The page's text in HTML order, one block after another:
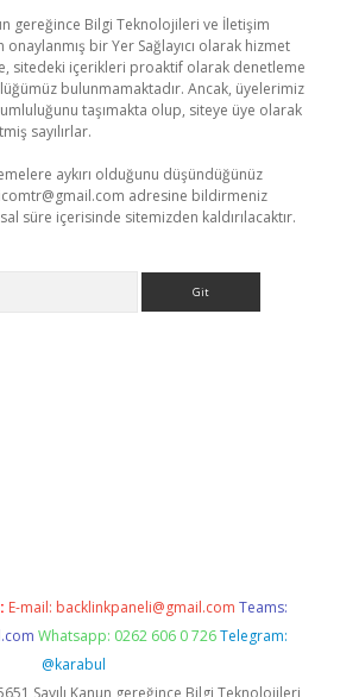
gereğince Bilgi Teknolojileri ve İletişim
onaylanmış bir Yer Sağlayıcı olarak hizmet
sitedeki içerikleri proaktif olarak denetleme
bulunmamaktadır. Ancak, üyelerimiz
taşımakta olup, siteye üye olarak
sayılırlar.
aykırı olduğunu düşündüğünüz
adresine bildirmeniz
süre içerisinde sitemizden kaldırılacaktır.
E-mail: backlinkpaneli@gmail.com Teams:
Whatsapp: 0262 606 0 726 Telegram:
@karabul
Sayılı Kanun gereğince Bilgi Teknolojileri